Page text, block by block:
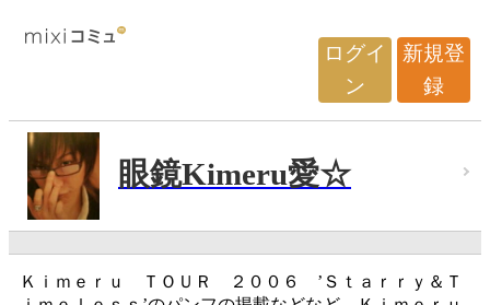
ログイ
ン
新規登
録
眼鏡Kimeru愛☆
Ｋｉｍｅｒｕ ＴＯＵＲ ２００６ ’Ｓｔａｒｒｙ＆Ｔ